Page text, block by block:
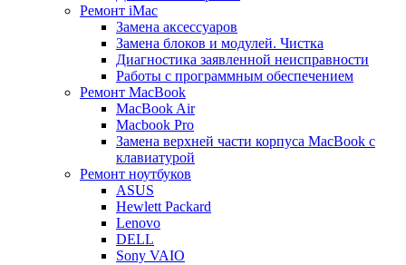
Ремонт iMac
Замена аксессуаров
Замена блоков и модулей. Чистка
Диагностика заявленной неисправности
Работы с программным обеспечением
Ремонт MacBook
MacBook Air
Macbook Pro
Замена верхней части корпуса MacBook с
клавиатурой
Ремонт ноутбуков
ASUS
Hewlett Packard
Lenovo
DELL
Sony VAIO